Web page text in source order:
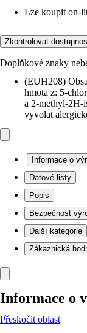
Lze koupit on-
Zkontrolovat
Doplňkové znaky
(EUH208)
hmota z: 5-
a 2-methyl-2H-
vyvolat
Informace o
Datové listy
Popis
Bezpečnost
Další kategorie
Zákaznická
Informace o
Přeskočit oblast